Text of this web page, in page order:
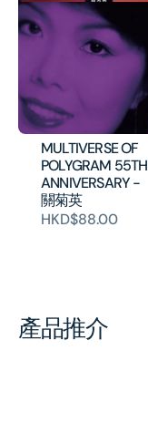
MULTIVERSE OF
POLYGRAM 55TH
ANNIVERSARY -
關菊英
HKD$88.00
產品推介